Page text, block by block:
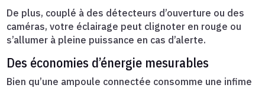
De plus, couplé à des détecteurs d’ouverture ou des
caméras, votre éclairage peut clignoter en rouge ou
s’allumer à pleine puissance en cas d’alerte.
Des économies d’énergie mesurables
Bien qu’une ampoule connectée consomme une infime